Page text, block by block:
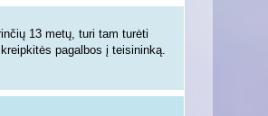
13 metų, turi tam turėti
pagalbos į teisininką.